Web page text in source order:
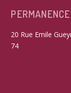
20 Rue Emile
74